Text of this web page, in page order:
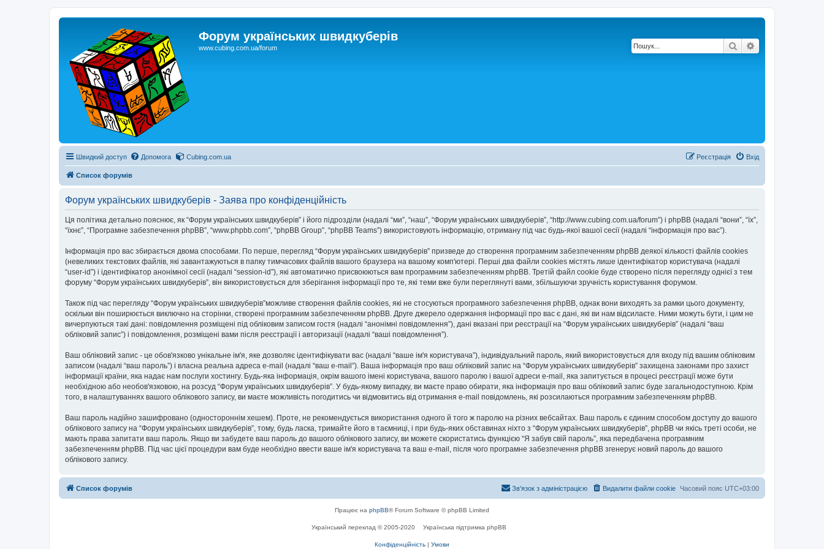
Форум українських швидкуберів
www.cubing.com.ua/forum Пошук
Швидкий доступ Допомога Cubing.com.ua Вхід
Реєстрація
Список форумів
Форум українських швидкуберів - Заява про конфіденційність
Ця політика детально пояснює, як “Форум українських швидкуберів” і його підрозділи (надалі “ми”, “наш”, “Форум українських швидкуберів”, “http://www.cubing.com.ua/forum”) і phpBB (надалі “вони”, “їх”,
“їхнє”, “Програмне забезпечення phpBB”, “www.phpbb.com”, “phpBB Group”, “phpBB Teams”) використовують інформацію, отриману під час будь-якої вашої сесії (надалі “інформація про вас”).
Інформація про вас збирається двома способами. По перше, перегляд “Форум українських швидкуберів” призведе до створення програмним забезпеченням phpBB деякої кількості файлів cookies
(невеликих текстових файлів, які завантажуються в папку тимчасових файлів вашого браузера на вашому комп'ютері. Перші два файли cookies містять лише ідентифікатор користувача (надалі
“user-id”) і ідентифікатор анонімної сесії (надалі “session-id”), які автоматично присвоюються вам програмним забезпеченням phpBB. Третій файл cookie буде створено після перегляду однієї з тем
форуму “Форум українських швидкуберів”, він використовується для зберігання інформації про те, які теми вже були переглянуті вами, збільшуючи зручність користування форумом.
Також під час перегляду “Форум українських швидкуберів”можливе створення файлів cookies, які не стосуються програмного забезпечення phpBB, однак вони виходять за рамки цього документу,
оскільки він поширюється виключно на сторінки, створені програмним забезпеченням phpBB. Друге джерело одержання інформації про вас є дані, які ви нам відсилаєте. Ними можуть бути, і цим не
вичерпуються такі дані: повідомлення розміщені під обліковим записом гостя (надалі “анонімні повідомлення”), дані вказані при реєстрації на “Форум українських швидкуберів” (надалі “ваш
обліковий запис”) і повідомлення, розміщені вами після реєстрації і авторизації (надалі “ваші повідомлення”).
Ваш обліковий запис - це обов'язково унікальне ім'я, яке дозволяє ідентифікувати вас (надалі “ваше ім'я користувача”), індивідуальний пароль, який використовується для входу під вашим обліковим
записом (надалі “ваш пароль”) і власна реальна адреса e-mail (надалі “ваш e-mail”). Ваша інформація про ваш обліковий запис на “Форум українських швидкуберів” захищена законами про захист
інформації країни, яка надає нам послуги хостингу. Будь-яка інформація, окрім вашого імені користувача, вашого паролю і вашої адреси e-mail, яка запитується в процесі реєстрації може бути
необхідною або необов'язковою, на розсуд “Форум українських швидкуберів”. У будь-якому випадку, ви маєте право обирати, яка інформація про ваш обліковий запис буде загальнодоступною. Крім
того, в налаштуваннях вашого облікового запису, ви маєте можливість погодитись чи відмовитись від отримання e-mail повідомлень, які розсилаються програмним забезпеченням phpBB.
Ваш пароль надійно зашифровано (одностороннім хешем). Проте, не рекомендується використання одного й того ж паролю на різних вебсайтах. Ваш пароль є єдиним способом доступу до вашого
облікового запису на “Форум українських швидкуберів”, тому, будь ласка, тримайте його в таємниці, і при будь-яких обставинах ніхто з “Форум українських швидкуберів”, phpBB чи якісь треті особи, не
мають права запитати ваш пароль. Якщо ви забудете ваш пароль до вашого облікового запису, ви можете скористатись функцією “Я забув свій пароль”, яка передбачена програмним
забезпеченням phpBB. Під час цієї процедури вам буде необхідно ввести ваше ім'я користувача та ваш e-mail, після чого програмне забезпечення phpBB згенерує новий пароль до вашого
облікового запису.
Список форумів Часовий пояс UTC+03:00
Видалити файли cookie
Зв'язок з адміністрацією
Працює на phpBB® Forum Software © phpBB Limited
Український переклад © 2005-2020 Українська підтримка phpBB
Конфіденційність | Умови